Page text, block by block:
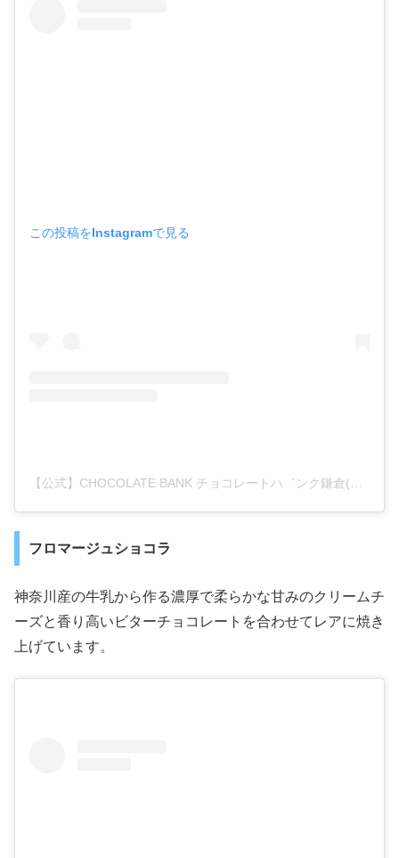
この投稿をInstagramで見る
フロマージュショコラ
神奈川産の牛乳から作る濃厚で柔らかな甘みのクリームチ
ーズと香り高いビターチョコレートを合わせてレアに焼き
上げています。